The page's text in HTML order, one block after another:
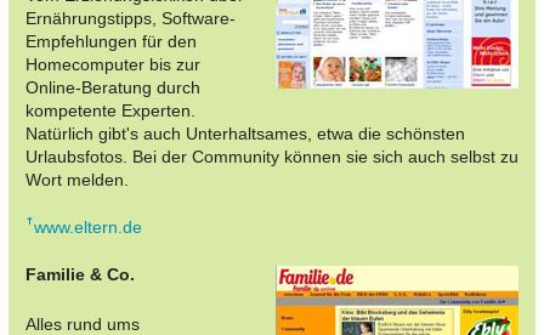
Ernährungstipps, Software-
Empfehlungen für den
Homecomputer bis zur
Online-Beratung durch
kompetente Experten.
Natürlich gibt's auch Unterhaltsames, etwa die schönsten
Urlaubsfotos. Bei der Community können sie sich auch selbst zu
Wort melden.
www.eltern.de
Familie & Co.
Alles rund ums